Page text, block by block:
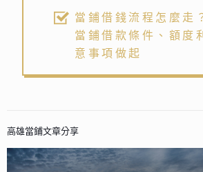
當鋪借錢流程怎麼走
當鋪借款條件、額度
意事項做起
高雄當鋪文章分享